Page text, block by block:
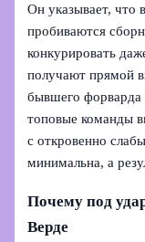
Он указывает, что
пробиваются
конкурировать
получают прямой
бывшего форварда
топовые команды
с откровенно
минимальна, а
Почему под
Верде